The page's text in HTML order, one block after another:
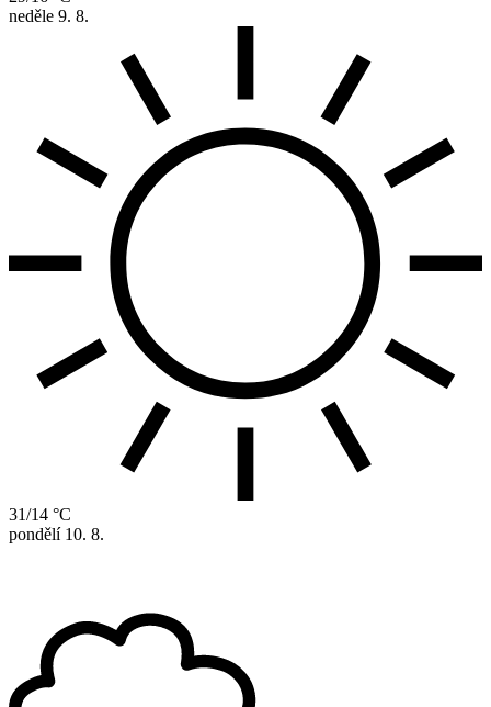
neděle 9. 8.
31/14 °C
pondělí 10. 8.